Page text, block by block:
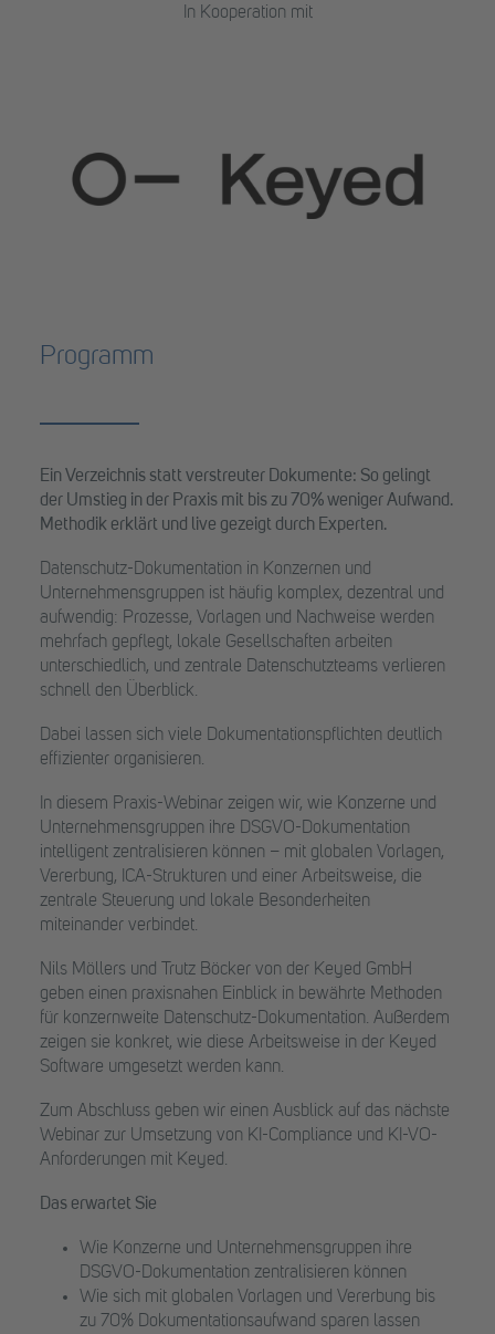
In Kooperation mit
Programm
Ein Verzeichnis statt verstreuter Dokumente: So gelingt
der Umstieg in der Praxis mit bis zu 70% weniger Aufwand.
Methodik erklärt und live gezeigt durch Experten.
Datenschutz-Dokumentation in Konzernen und
Unternehmensgruppen ist häufig komplex, dezentral und
aufwendig: Prozesse, Vorlagen und Nachweise werden
mehrfach gepflegt, lokale Gesellschaften arbeiten
unterschiedlich, und zentrale Datenschutzteams verlieren
schnell den Überblick.
Dabei lassen sich viele Dokumentationspflichten deutlich
effizienter organisieren.
In diesem Praxis-Webinar zeigen wir, wie Konzerne und
Unternehmensgruppen ihre DSGVO-Dokumentation
intelligent zentralisieren können – mit globalen Vorlagen,
Vererbung, ICA-Strukturen und einer Arbeitsweise, die
zentrale Steuerung und lokale Besonderheiten
miteinander verbindet.
Nils Möllers und Trutz Böcker von der Keyed GmbH
geben einen praxisnahen Einblick in bewährte Methoden
für konzernweite Datenschutz-Dokumentation. Außerdem
zeigen sie konkret, wie diese Arbeitsweise in der Keyed
Software umgesetzt werden kann.
Zum Abschluss geben wir einen Ausblick auf das nächste
Webinar zur Umsetzung von KI-Compliance und KI-VO-
Anforderungen mit Keyed.
Das erwartet Sie
Wie Konzerne und Unternehmensgruppen ihre
DSGVO-Dokumentation zentralisieren können
Wie sich mit globalen Vorlagen und Vererbung bis
zu 70% Dokumentationsaufwand sparen lassen